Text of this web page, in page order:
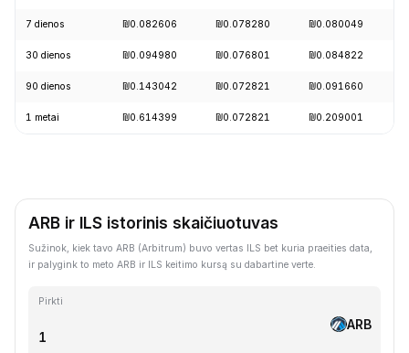
7 dienos ₪0.082606 ₪0.078280 ₪0.080049
30 dienos ₪0.094980 ₪0.076801 ₪0.084822
90 dienos ₪0.143042 ₪0.072821 ₪0.091660
1 metai ₪0.614399 ₪0.072821 ₪0.209001
ARB ir ILS istorinis skaičiuotuvas
Sužinok, kiek tavo ARB (Arbitrum) buvo vertas ILS bet kuria praeities data,
ir palygink to meto ARB ir ILS keitimo kursą su dabartine verte.
Pirkti
ARB